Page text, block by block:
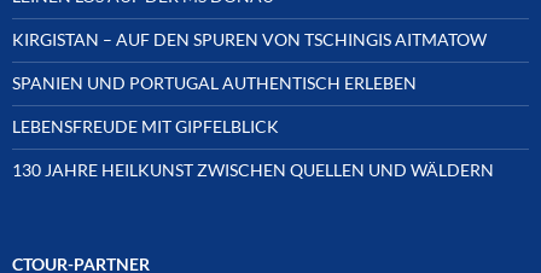
KIRGISTAN – AUF DEN SPUREN VON TSCHINGIS AITMATOW
SPANIEN UND PORTUGAL AUTHENTISCH ERLEBEN
LEBENSFREUDE MIT GIPFELBLICK
130 JAHRE HEILKUNST ZWISCHEN QUELLEN UND WÄLDERN
CTOUR-PARTNER